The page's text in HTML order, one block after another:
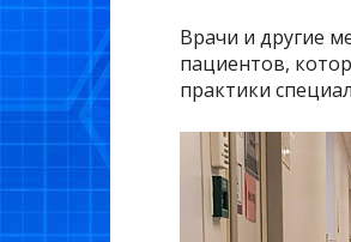
Врачи и другие
пациентов,
практики